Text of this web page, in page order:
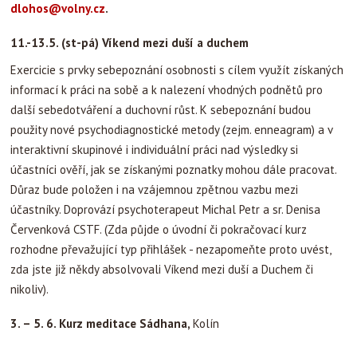
dlohos@volny.cz.
11.-13.5. (st-pá) Víkend mezi duší a duchem
Exercicie s prvky sebepoznání osobnosti s cílem využít získaných
informací k práci na sobě a k nalezení vhodných podnětů pro
další sebedotváření a duchovní růst. K sebepoznání budou
použity nové psychodiagnostické metody (zejm. enneagram) a v
interaktivní skupinové i individuální práci nad výsledky si
účastníci ověří, jak se získanými poznatky mohou dále pracovat.
Důraz bude položen i na vzájemnou zpětnou vazbu mezi
účastníky. Doprovází psychoterapeut Michal Petr a sr. Denisa
Červenková CSTF. (Zda půjde o úvodní či pokračovací kurz
rozhodne převažující typ přihlášek - nezapomeňte proto uvést,
zda jste již někdy absolvovali Víkend mezi duší a Duchem či
nikoliv).
3. – 5. 6. Kurz meditace Sádhana, Kolín